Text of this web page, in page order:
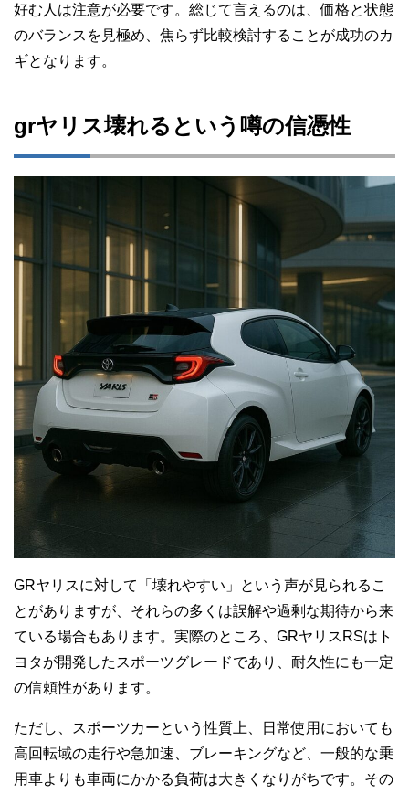
好む人は注意が必要です。総じて言えるのは、価格と状態
のバランスを見極め、焦らず比較検討することが成功のカ
ギとなります。
grヤリス壊れるという噂の信憑性
GRヤリスに対して「壊れやすい」という声が見られるこ
とがありますが、それらの多くは誤解や過剰な期待から来
ている場合もあります。実際のところ、GRヤリスRSはト
ヨタが開発したスポーツグレードであり、耐久性にも一定
の信頼性があります。
ただし、スポーツカーという性質上、日常使用においても
高回転域の走行や急加速、ブレーキングなど、一般的な乗
用車よりも車両にかかる負荷は大きくなりがちです。その